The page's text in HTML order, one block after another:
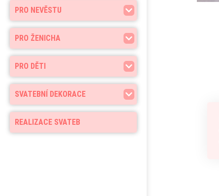
PRO NEVĚSTU
PRO ŽENICHA
PRO DĚTI
SVATEBNÍ DEKORACE
REALIZACE SVATEB